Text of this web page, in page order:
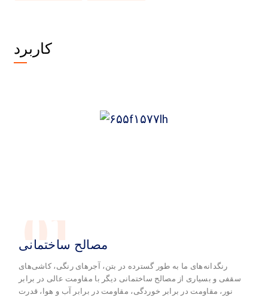
کاربرد
01
مصالح ساختمانی
رنگدانه‌های ما به طور گسترده در بتن، آجرهای رنگی، کاشی‌های
سقفی و بسیاری از مصالح ساختمانی دیگر با مقاومت عالی در برابر
نور، مقاومت در برابر خوردگی، مقاومت در برابر آب و هوا، قدرت